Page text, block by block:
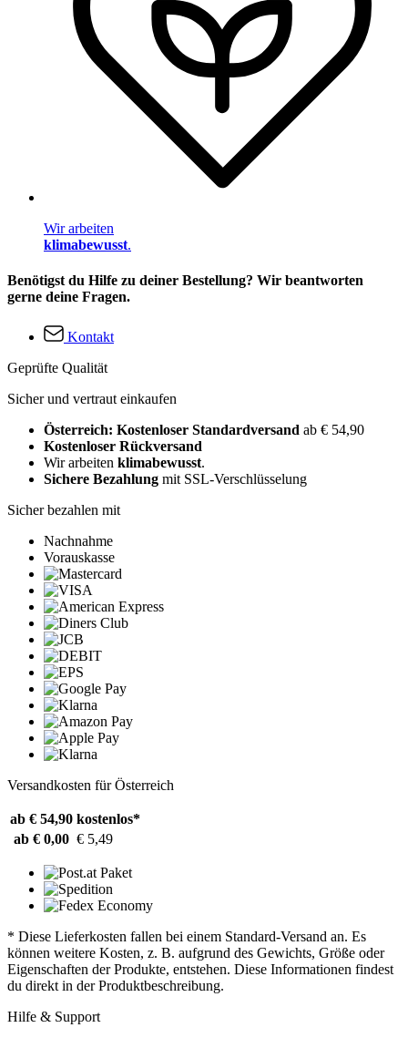
Wir arbeiten
klimabewusst.
Benötigst du Hilfe zu deiner Bestellung? Wir beantworten
gerne deine Fragen.
Kontakt
Geprüfte Qualität
Sicher und vertraut einkaufen
Österreich: Kostenloser Standardversand ab € 54,90
Kostenloser Rückversand
Wir arbeiten klimabewusst.
Sichere Bezahlung mit SSL-Verschlüsselung
Sicher bezahlen mit
Nachnahme
Vorauskasse
Versandkosten für Österreich
ab € 54,90 kostenlos*
ab € 0,00 € 5,49
* Diese Lieferkosten fallen bei einem Standard-Versand an. Es
können weitere Kosten, z. B. aufgrund des Gewichts, Größe oder
Eigenschaften der Produkte, entstehen. Diese Informationen findest
du direkt in der Produktbeschreibung.
Hilfe & Support